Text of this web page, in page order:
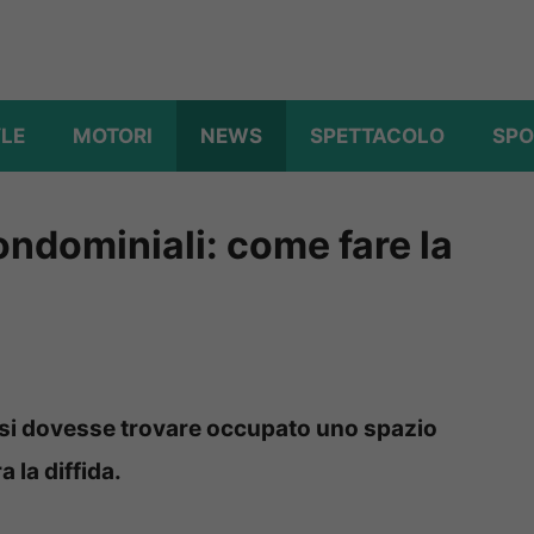
MOTORI NEWS SPETTACOLO
come fare la
dovesse trovare occupato uno spazio
la diffida.